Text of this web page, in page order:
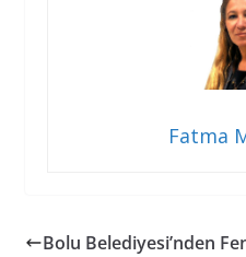
Fatma
Bolu Belediyesi’nden